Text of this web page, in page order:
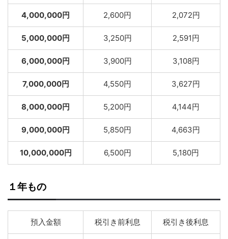
4,000,000円 2,600円 2,072円
5,000,000円 3,250円 2,591円
6,000,000円 3,900円 3,108円
7,000,000円 4,550円 3,627円
8,000,000円 5,200円 4,144円
9,000,000円 5,850円 4,663円
10,000,000円 6,500円 5,180円
１年もの
預入金額 税引き前利息 税引き後利息